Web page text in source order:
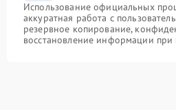
Использование официальных
аккуратная работа с
резервное копирование,
восстановление информации